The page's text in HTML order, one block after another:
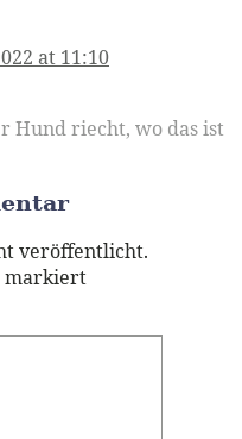
at 11:10
Hund riecht, wo das ist
veröffentlicht.
markiert